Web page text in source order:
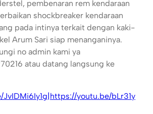
pembenaran rem kendaraan
shockbreaker kendaraan
pada intinya terkait dengan kaki-
Arum Sari siap menanganinya.
no admin kami ya
atau datang langsung ke
youtu.be/bLr31y